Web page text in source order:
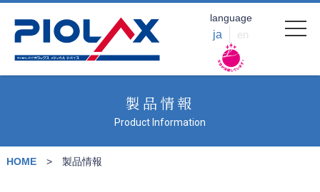
language
ja en
製品情報
Product Information
HOME 製品情報